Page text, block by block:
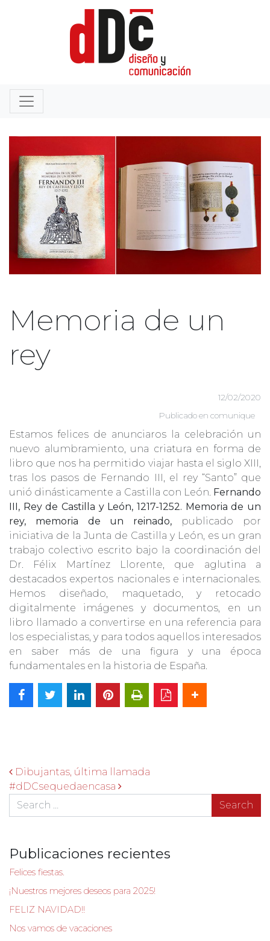
Memoria de un
rey
12/02/2020
Publicado en comunique
Estamos felices de anunciaros la celebración un
nuevo alumbramiento, una criatura en forma de
libro que nos ha permitido viajar hasta el siglo XIII,
tras los pasos de Fernando III, el rey “Santo” que
unió dinásticamente a Castilla con León. Fernando
III, Rey de Castilla y León, 1217-1252. Memoria de un
rey, memoria de un reinado, publicado por
iniciativa de la Junta de Castilla y León, es un gran
trabajo colectivo escrito bajo la coordinación del
Dr. Félix Martínez Llorente, que aglutina a
destacados expertos nacionales e internacionales.
Hemos diseñado, maquetado, y retocado
digitalmente imágenes y documentos, en un
libro llamado a convertirse en una referencia para
los especialistas, y para todos aquellos interesados
en saber más de una figura y una época
fundamentales en la historia de España.
Navegación de entradas
Dibujantas, última llamada
#dDCsequedaencasa
Search
Publicaciones recientes
Felices fiestas.
¡Nuestros mejores deseos para 2025!
FELIZ NAVIDAD!!
Nos vamos de vacaciones